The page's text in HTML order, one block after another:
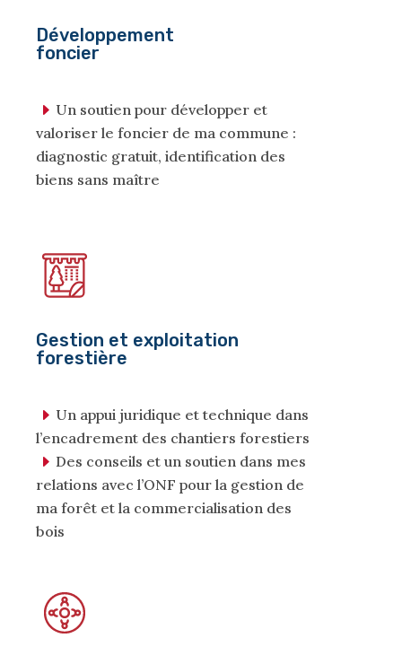
Développement
foncier
Un soutien pour développer et
valoriser le foncier de ma commune :
diagnostic gratuit, identification des
biens sans maître
Gestion et exploitation
forestière
Un appui juridique et technique dans
l’encadrement des chantiers forestiers
Des conseils et un soutien dans mes
relations avec l’ONF pour la gestion de
ma forêt et la commercialisation des
bois